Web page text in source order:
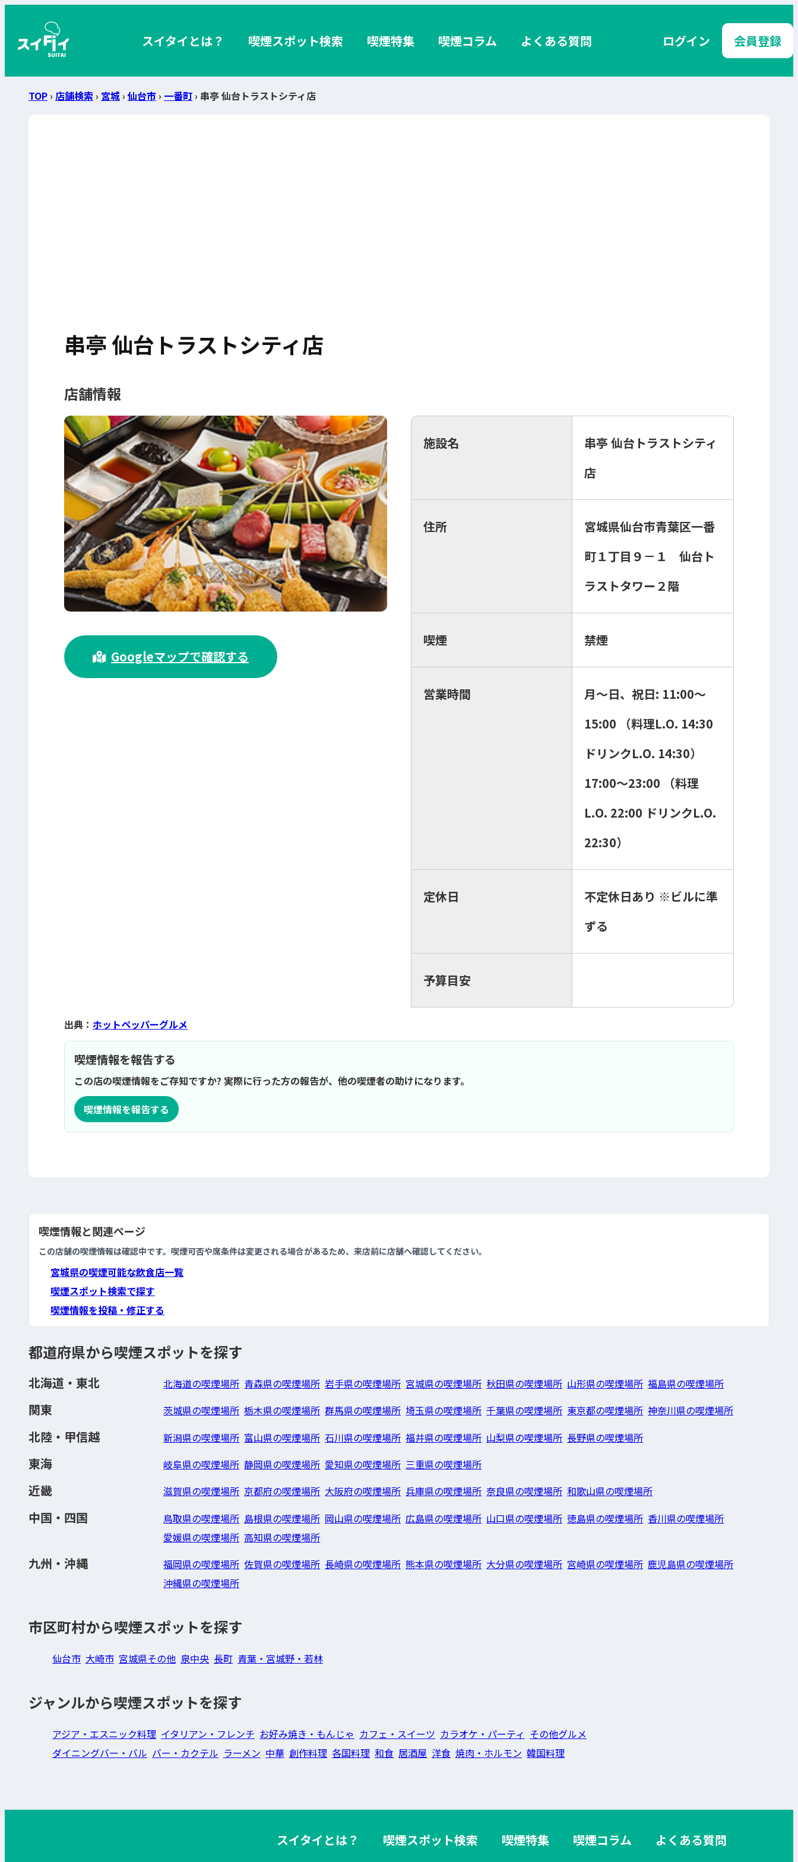
スイタイとは？ 喫煙スポット検索 喫煙特集 喫煙コラム よくある質問 ログイン 会員登録
TOP› 店舗検索 › 宮城› 仙台市› 一番町› 串亭 仙台トラストシティ店
串亭 仙台トラストシティ店
店舗情報
>
Googleマップで確認する
施設名
串亭 仙台トラストシティ
店
住所
宮城県仙台市青葉区一番
町１丁目９－１ 仙台ト
ラストタワー２階
喫煙 禁煙
営業時間
月～日、祝日: 11:00～
15:00 （料理L.O. 14:30
ドリンクL.O. 14:30）
17:00～23:00 （料理
L.O. 22:00 ドリンクL.O.
22:30）
定休日
不定休日あり ※ビルに準
ずる
予算目安
出典： ホットペッパーグルメ
喫煙情報を報告する
この店の喫煙情報をご存知ですか? 実際に行った方の報告が、他の喫煙者の助けになります。
喫煙情報を報告する
喫煙情報と関連ページ
この店舗の喫煙情報は確認中です。喫煙可否や席条件は変更される場合があるため、来店前に店舗へ確認してください。
宮城県の喫煙可能な飲食店一覧
喫煙スポット検索で探す
喫煙情報を投稿・修正する
都道府県から喫煙スポットを探す
北海道・東北 北海道の喫煙場所 青森県の喫煙場所 岩手県の喫煙場所 宮城県の喫煙場所 秋田県の喫煙場所 山形県の喫煙場所 福島県の喫煙場所
関東 茨城県の喫煙場所 栃木県の喫煙場所 群馬県の喫煙場所 埼玉県の喫煙場所 千葉県の喫煙場所 東京都の喫煙場所 神奈川県の喫煙場所
北陸・甲信越 新潟県の喫煙場所 富山県の喫煙場所 石川県の喫煙場所 福井県の喫煙場所 山梨県の喫煙場所 長野県の喫煙場所
東海 岐阜県の喫煙場所 静岡県の喫煙場所 愛知県の喫煙場所 三重県の喫煙場所
近畿 滋賀県の喫煙場所 京都府の喫煙場所 大阪府の喫煙場所 兵庫県の喫煙場所 奈良県の喫煙場所 和歌山県の喫煙場所
中国・四国 鳥取県の喫煙場所 島根県の喫煙場所 岡山県の喫煙場所 広島県の喫煙場所 山口県の喫煙場所 徳島県の喫煙場所 香川県の喫煙場所
愛媛県の喫煙場所 高知県の喫煙場所
九州・沖縄 福岡県の喫煙場所 佐賀県の喫煙場所 長崎県の喫煙場所 熊本県の喫煙場所 大分県の喫煙場所 宮崎県の喫煙場所 鹿児島県の喫煙場所
沖縄県の喫煙場所
市区町村から喫煙スポットを探す
仙台市 大崎市 宮城県その他 泉中央 長町 青葉・宮城野・若林
ジャンルから喫煙スポットを探す
アジア・エスニック料理 イタリアン・フレンチ お好み焼き・もんじゃ カフェ・スイーツ カラオケ・パーティ その他グルメ
ダイニングバー・バル バー・カクテル ラーメン 中華 創作料理 各国料理 和食 居酒屋 洋食 焼肉・ホルモン 韓国料理
スイタイとは？ 喫煙スポット検索 喫煙特集 喫煙コラム よくある質問